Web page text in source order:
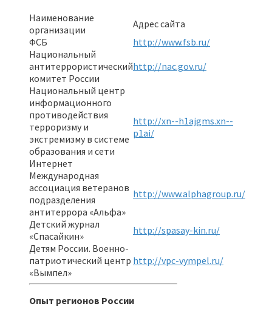
Наименование
организации
Адрес сайта
ФСБ
http://www.fsb.ru/
Национальный
антитеррористический
комитет России
http://nac.gov.ru/
Национальный центр
информационного
противодействия
терроризму и
экстремизму в системе
образования и сети
Интернет
http://xn--h1ajgms.xn--
p1ai/
Международная
ассоциация ветеранов
подразделения
антитеррора «Альфа»
http://www.alphagroup.ru/
Детский журнал
«Спасайкин»
http://spasay-kin.ru/
Детям России. Военно-
патриотический центр
«Вымпел»
http://vpc-vympel.ru/
Опыт регионов России